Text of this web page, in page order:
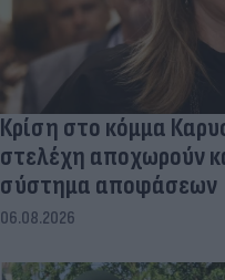
Κρίση στο κόμμα
στελέχη αποχωρούν
σύστημα αποφάσεων
06.08.2026